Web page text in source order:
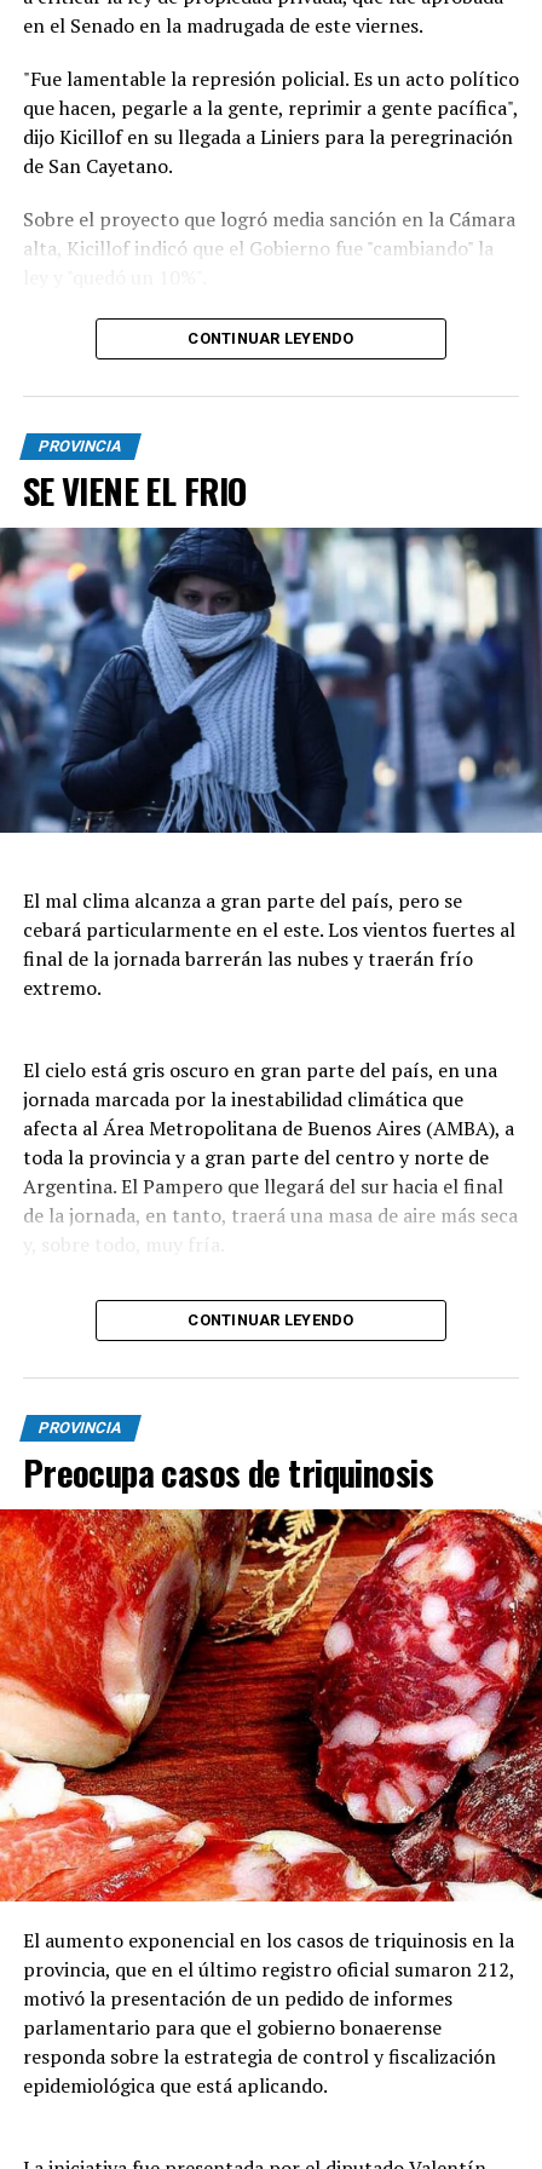
en el Senado en la madrugada de este viernes.
"Fue lamentable la represión policial. Es un acto político
que hacen, pegarle a la gente, reprimir a gente pacífica",
dijo Kicillof en su llegada a Liniers para la peregrinación
de San Cayetano.
Sobre el proyecto que logró media sanción en la Cámara
alta, Kicillof indicó que el Gobierno fue "cambiando" la
"Es un Gobierno que no escucha y quiere anotarse
triunfos. Hay que defender la soberanía, no pueden
"No venimos a tener ningún protagonismo, es un día de
fe, la idea no es partidizar, vengo a acompañar a un
pueblo que está sufriendo”.
CONTINUAR LEYENDO
PROVINCIA
SE VIENE EL FRIO
El mal clima alcanza a gran parte del país, pero se
cebará particularmente en el este. Los vientos fuertes al
final de la jornada barrerán las nubes y traerán frío
extremo.
El cielo está gris oscuro en gran parte del país, en una
jornada marcada por la inestabilidad climática que
afecta al Área Metropolitana de Buenos Aires (AMBA), a
toda la provincia y a gran parte del centro y norte de
Argentina. El Pampero que llegará del sur hacia el final
de la jornada, en tanto, traerá una masa de aire más seca
y, sobre todo, muy fría.
El Servicio Meteorológico Nacional (SMN) emitió este
que alcanzan a once provincias por tormentas de
variada intensidad, acompañadas por un aviso por
fuertes vientos en 16 jurisdicciones.
Tras las primeras lluvias registradas durante la mañana
en el territorio bonaerense y la Capital Federal, el
organismo técnico anticipa un paulatino
desmejoramiento hacia el mediodía y la tarde.
CONTINUAR LEYENDO
PROVINCIA
Preocupa casos de triquinosis
El aumento exponencial en los casos de triquinosis en la
provincia, que en el último registro oficial sumaron 212,
motivó la presentación de un pedido de informes
parlamentario para que el gobierno bonaerense
responda sobre la estrategia de control y fiscalización
epidemiológica que está aplicando.